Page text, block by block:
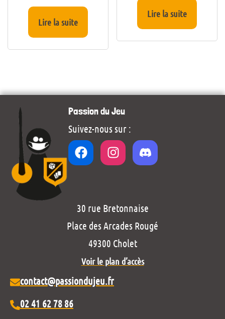
Lire la suite
Lire la suite
Passion du Jeu
Suivez-nous sur :
30 rue Bretonnaise
Place des Arcades Rougé
49300 Cholet
Voir le plan d’accès
contact@passiondujeu.fr
02 41 62 78 86